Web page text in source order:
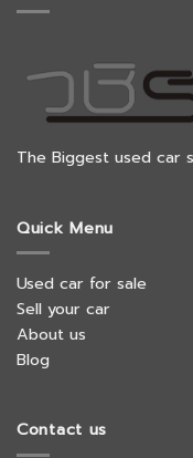
The Biggest used car
Quick Menu
Used car for sale
Sell your car
About us
Blog
Contact us